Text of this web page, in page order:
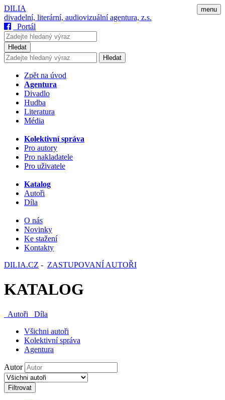
menu
DILIA
divadelní, literární, audiovizuální agentura, z.s.
Portál
Hledat
Hledat
Zpět na úvod
Agentura
Divadlo
Hudba
Literatura
Média
Kolektivní správa
Pro autory
Pro nakladatele
Pro uživatele
Katalog
Autoři
Díla
O nás
Novinky
Ke stažení
Kontakty
DILIA.CZ - ZASTUPOVANÍ AUTOŘI
KATALOG
Autoři
Díla
Všichni autoři
Kolektivní správa
Agentura
Autor
Filtrovat